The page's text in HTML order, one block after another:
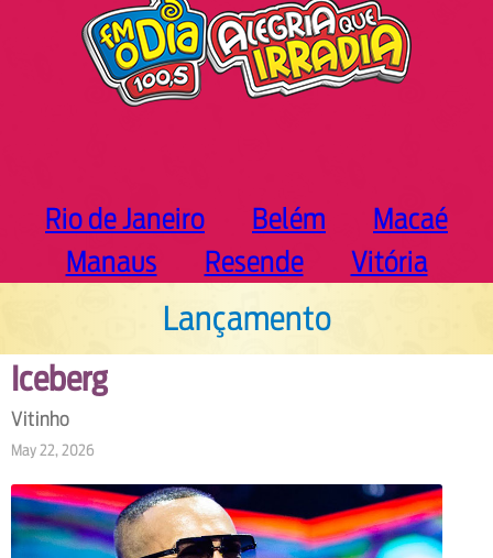
Rio de Janeiro Belém
Macaé
Manaus
Resende Vitória
Lançamento
Iceberg
Vitinho
May 22, 2026